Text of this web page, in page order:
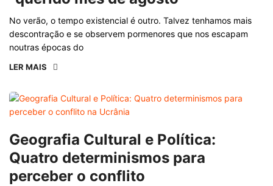
No verão, o tempo existencial é outro. Talvez tenhamos mais
descontração e se observem pormenores que nos escapam
noutras épocas do
LER MAIS
Geografia Cultural e Política:
Quatro determinismos para
perceber o conflito